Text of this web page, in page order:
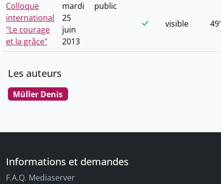
Colloque
international
"Le courage
et la grâce"
mardi
25
juin
2013
public
visible
Les auteurs
Müller Denis
Informations et demandes
F.A.Q. Mediaserver